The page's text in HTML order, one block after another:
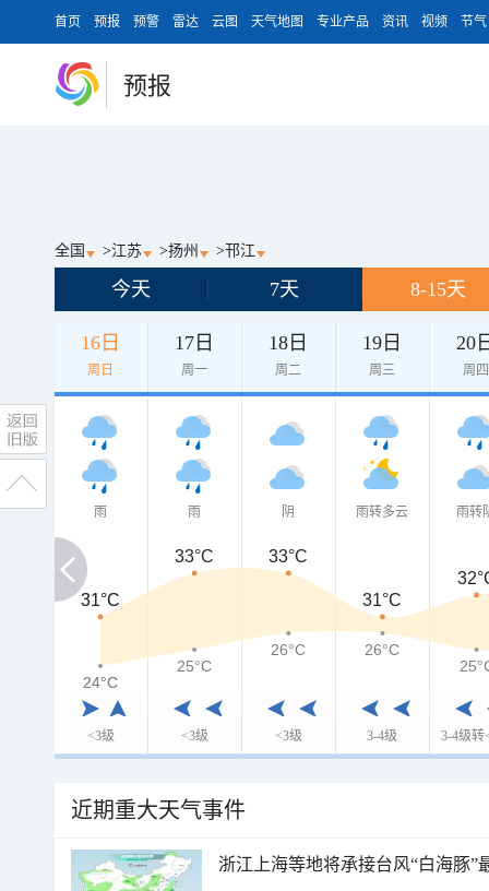
首页 预报 预警 雷达 云图 天气地图 专业产品 资讯 视频 节气
预报
全国 >江苏 >扬州 >邗江
今天 7天 8-15天
16日
周日
17日
周一
18日
周二
19日
周三
20
周四
雨
<3级
雨
<3级
阴
<3级
雨转多云
3-4级
雨转
3-4级转
31°C
31°C
33°C 33°C
31°C
24°C
24°C
25°C
26°C
26°C
近期重大天气事件
浙江上海等地将承接台风“白海豚”